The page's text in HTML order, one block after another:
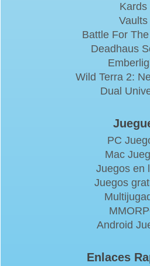
Kards
Vaults
Battle For
Deadhaus
Wild Terra 2:
Dual
PC
Mac
Juegos en
Juegos
Android
Enlaces